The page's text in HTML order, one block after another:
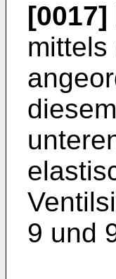
[0017]
9 und